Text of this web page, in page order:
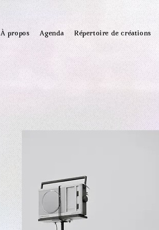
À propos Agenda Répertoire de créations